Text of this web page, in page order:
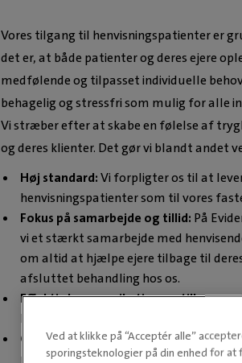
Vores tilgang til henvisningspatienter er
det er, at både patienter og deres ejere
medfølende og tilpasset individuelle
behagelig og stressfri som mulig for alle
Vi stræber efter at skabe en følelse af
og deres klienter. Det gør vi blandt andet
Høj standard:Vi forpligter os til at
henvisningspatienter som til vores
Fokus på samarbejde og tillid: På
vi et stærkt samarbejde med
om altid at hjælpe ejere tilbage til
afsluttet behandling hos os.
Effektiv kommunikation og
kommunikation og samarbejde med
Grundig, medfølende og personlig
modtager individuel opmærksomhed
Ved at klikke på “Acceptér alle”
sporingsteknologier på din enhed for